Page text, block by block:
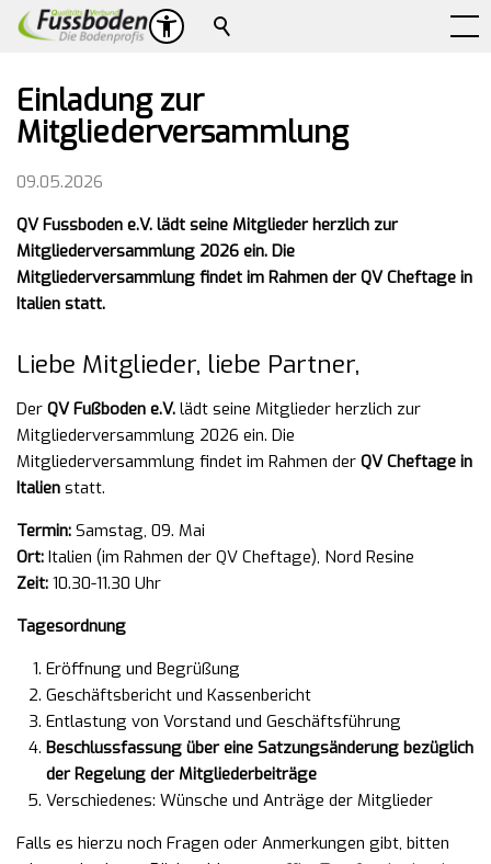
Suche
Einladung zur
Mitgliederversammlung
09.05.2026
QV Fussboden e.V. lädt seine Mitglieder herzlich zur
Mitgliederversammlung 2026 ein. Die
Mitgliederversammlung findet im Rahmen der QV Cheftage in
Italien statt.
Liebe Mitglieder, liebe Partner,
Der QV Fußboden e.V. lädt seine Mitglieder herzlich zur
Mitgliederversammlung 2026 ein. Die
Mitgliederversammlung findet im Rahmen der QV Cheftage in
Italien statt.
Termin: Samstag, 09. Mai
Ort: Italien (im Rahmen der QV Cheftage), Nord Resine
Zeit: 10.30-11.30 Uhr
Tagesordnung
Eröffnung und Begrüßung
Geschäftsbericht und Kassenbericht
Entlastung von Vorstand und Geschäftsführung
Beschlussfassung über eine Satzungsänderung bezüglich
der Regelung der Mitgliederbeiträge
Verschiedenes: Wünsche und Anträge der Mitglieder
Falls es hierzu noch Fragen oder Anmerkungen gibt, bitten